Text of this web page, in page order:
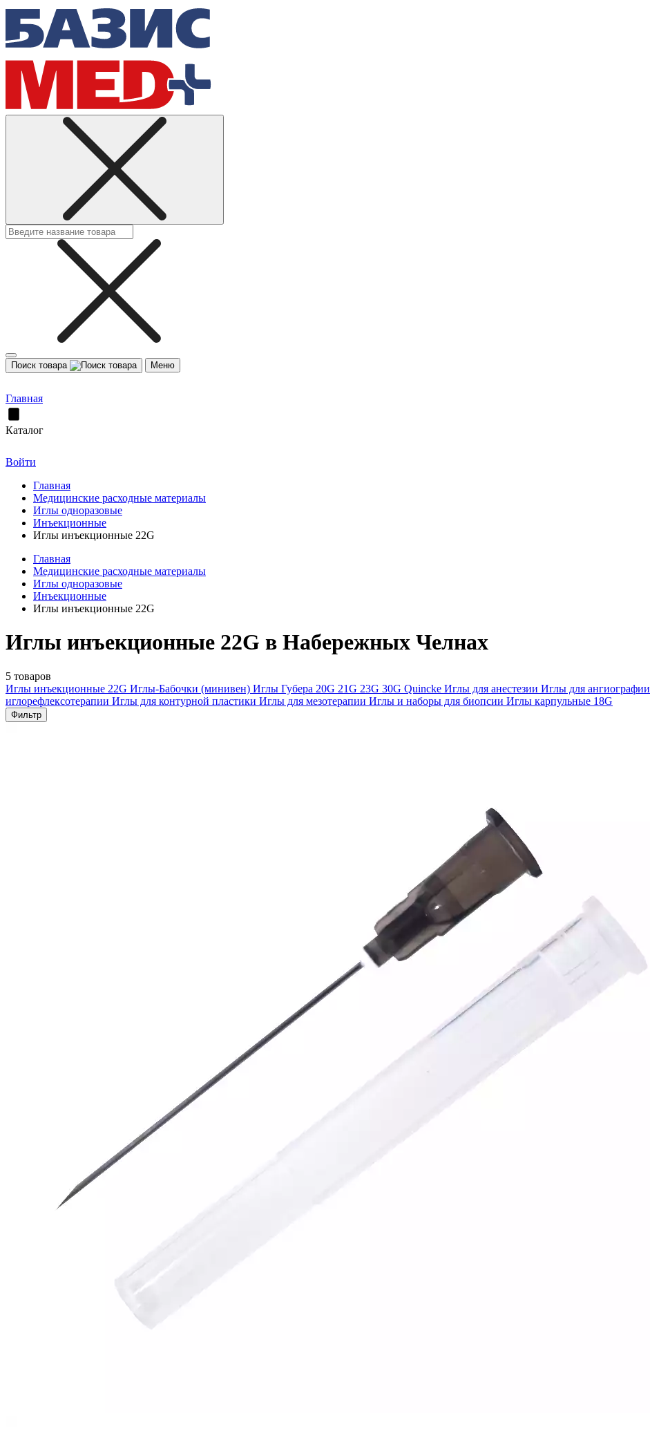
Поиск товара Меню
Главная
Каталог
Войти
Главная
Медицинские расходные материалы
Иглы одноразовые
Инъекционные
Иглы инъекционные 22G
Главная
Медицинские расходные материалы
Иглы одноразовые
Инъекционные
Иглы инъекционные 22G
Иглы инъекционные 22G в Набережных Челнах
5 товаров
Иглы инъекционные 22G Иглы-Бабочки (минивен) Иглы Губера 20G 21G 23G 30G Quincke Иглы для анестезии Иглы для ангиографии
иглорефлексотерапии Иглы для контурной пластики Иглы для мезотерапии Иглы и наборы для биопсии Иглы карпульные 18G
Фильтр